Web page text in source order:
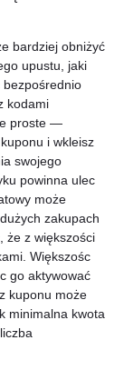
bardziej obniżyć
upustu, jaki
bezpośrednio
kodami
proste —
i wkleisz
swojego
powinna ulec
może
zakupach
że z większości
Większośc
go aktywować
kuponu może
minimalna kwota